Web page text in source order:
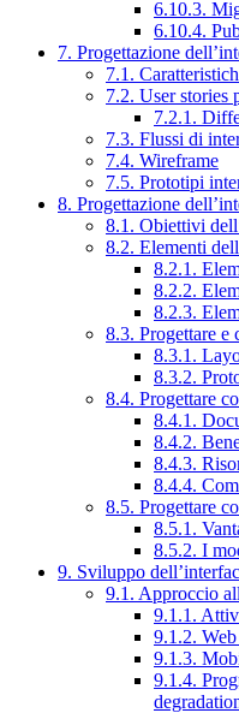
6.10.3.
6.10.4.
7. Progettazione
7.1.
7.2. User stories
7.2.1.
7.3. Flussi di
7.4. Wireframe
7.5. Prototipi
8. Progettazione
8.1. Obiettivi
8.2. Elementi
8.2.1.
8.2.2.
8.2.3.
8.3. Progettare e
8.3.1.
8.3.2.
8.4. Progettare
8.4.1.
8.4.2.
8.4.3.
8.4.4.
8.5. Progettare
8.5.1.
8.5.2. I
9. Sviluppo
9.1. Approccio
9.1.1.
9.1.2.
9.1.3.
9.1.4.